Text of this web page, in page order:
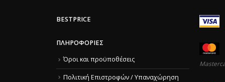
BESTPRICE
ΠΛΗΡΟΦΟΡΊΕΣ
Όροι και προϋποθέσεις
Πολιτική Επιστροφών / Υπαναχώρηση